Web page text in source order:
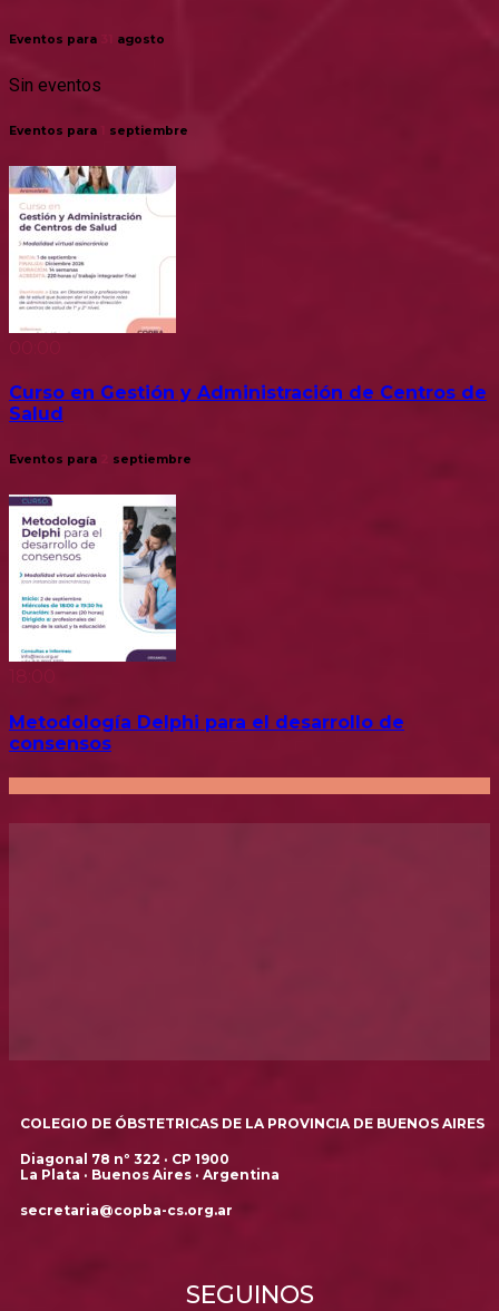
Eventos para agosto
Sin eventos
Eventos para septiembre
Curso en Gestión y Administración de Centros de
Salud
Eventos para septiembre
Metodología Delphi para el desarrollo de
consensos
COLEGIO DE ÓBSTETRICAS DE LA PROVINCIA DE BUENOS AIRES
Diagonal 78 nº 322 · CP 1900
La Plata · Buenos Aires · Argentina
secretaria@copba-cs.org.ar
SEGUINOS